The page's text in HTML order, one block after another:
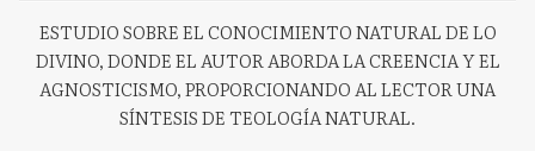
ESTUDIO SOBRE EL CONOCIMIENTO NATURAL DE LO
DIVINO, DONDE EL AUTOR ABORDA LA CREENCIA Y EL
AGNOSTICISMO, PROPORCIONANDO AL LECTOR UNA
SÍNTESIS DE TEOLOGÍA NATURAL.